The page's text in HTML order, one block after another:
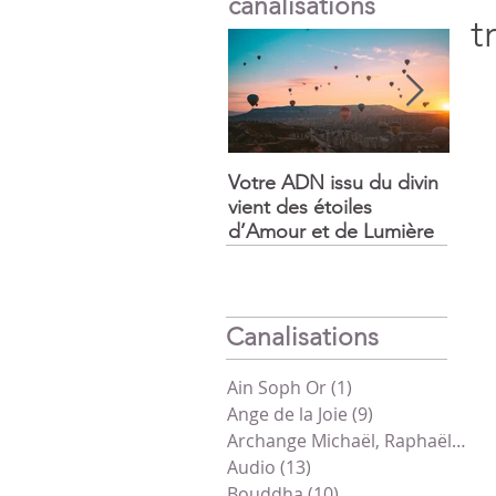
canalisations
Votre ADN issu du divin
vient des étoiles
d’Amour et de Lumière
Canalisations
Ain Soph Or(1)
Ange de la Joie (9)
Archange Michaël, Raphaël, Gabriel
Audio (13)